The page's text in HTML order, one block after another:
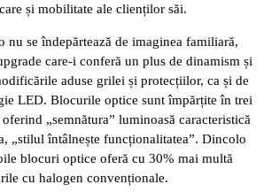
și mobilitate ale clienților săi.
nu se îndepărtează de imaginea familiară,
care-i conferă un plus de dinamism și
aduse grilei și protecțiilor, ca și de
LED. Blocurile optice sunt împărțite în trei
„semnătura” luminoasă caracteristică
„stilul întâlnește funcționalitatea”. Dincolo
blocuri optice oferă cu 30% mai multă
cu halogen convenționale.